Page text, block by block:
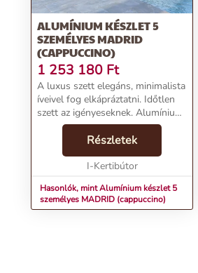
ALUMÍNIUM KÉSZLET 5
SZEMÉLYES MADRID
(CAPPUCCINO)
1 253 180 Ft
A luxus szett elegáns, minimalista
íveivel fog elkápráztatni. Időtlen
szett az igényeseknek. Alumínium
konstrukciójának köszönhetően
ellenáll az UV sugárzásnak. A 275
g/m2 súlyú, szennyeződéstaszít...
Részletek
I-Kertibútor
Hasonlók, mint Alumínium készlet 5
személyes MADRID (cappuccino)